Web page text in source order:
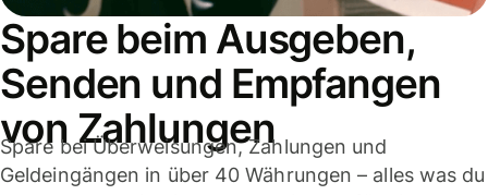
Spare beim Ausgeben,
Senden und Empfangen
von Zahlungen
Spare bei Überweisungen, Zahlungen und
Geldeingängen in über 40 Währungen – alles was du